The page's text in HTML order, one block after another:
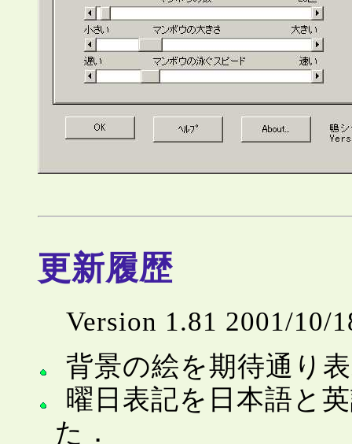
更新履歴
Version 1.81 2001/10/
背景の絵を期待通り
曜日表記を日本語と
た．